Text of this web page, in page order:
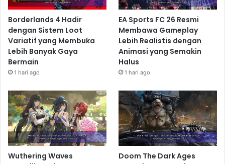
Borderlands 4 Hadir
dengan Sistem Loot
Variatif yang Membuka
Lebih Banyak Gaya
Bermain
1 hari ago
EA Sports FC 26 Resmi
Membawa Gameplay
Lebih Realistis dengan
Animasi yang Semakin
Halus
1 hari ago
Wuthering Waves
Doom The Dark Ages